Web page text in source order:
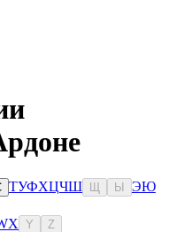
ТУФХЦЧШ Ы ЭЮ
X Y Z